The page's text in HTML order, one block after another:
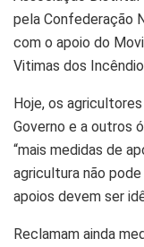
pela Confederação
com o apoio do
Vitimas dos
Hoje, os
Governo e a outros
“mais medidas de
agricultura não
apoios devem ser
Reclamam ainda